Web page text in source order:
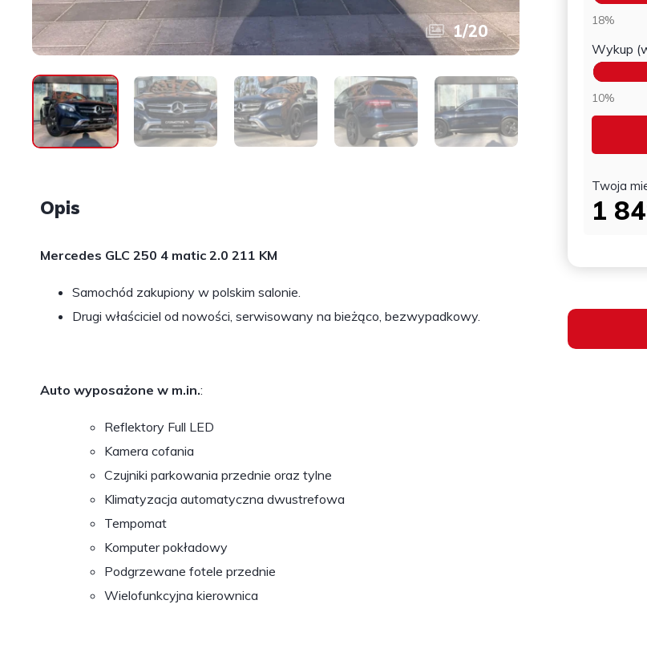
1/20
Opis
Mercedes GLC 250 4 matic 2.0 211 KM
Samochód zakupiony w polskim salonie.
Drugi właściciel od nowości, serwisowany na bieżąco, bezwypadkowy.
Auto wyposażone w m.in.:
Reflektory Full LED
Kamera cofania
Czujniki parkowania przednie oraz tylne
Klimatyzacja automatyczna dwustrefowa
Tempomat
Komputer pokładowy
Podgrzewane fotele przednie
Wielofunkcyjna kierownica
18%
Wykup
10%
Twoja
1